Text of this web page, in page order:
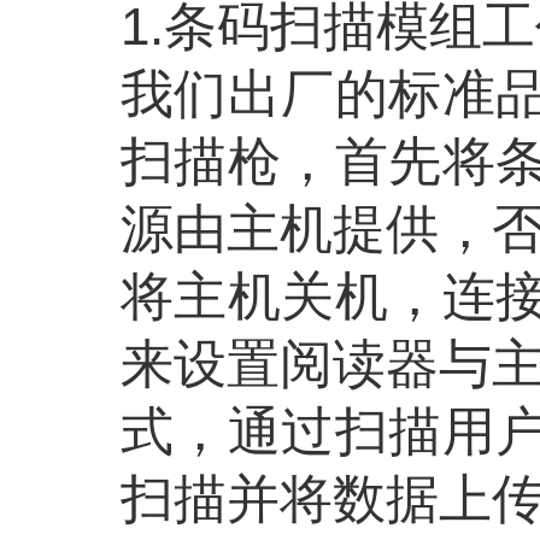
1.条码扫描模组
我们出厂的标准
扫描枪，首先将
源由主机提供，
将主机关机，连
来设置阅读器与
式，通过扫描用
扫描并将数据上